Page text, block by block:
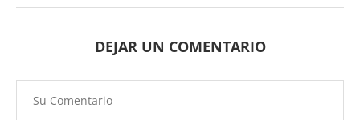
DEJAR UN COMENTARIO